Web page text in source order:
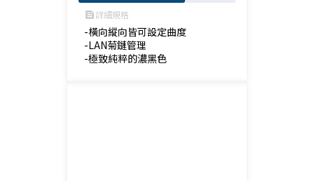
feed詳細規格
-橫向縱向皆可設定曲度
-LAN菊鏈管理
-極致純粹的濃黑色